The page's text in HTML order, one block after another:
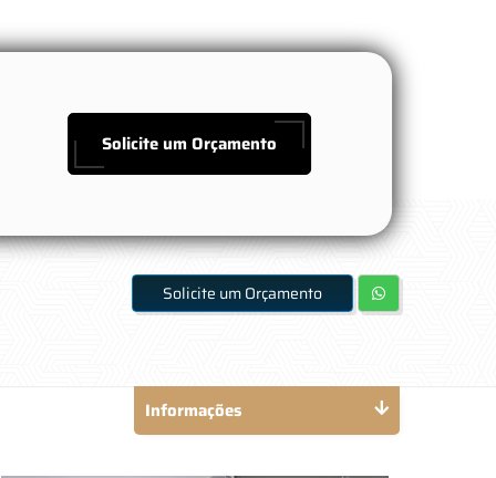
Solicite um Orçamento
Solicite um Orçamento
Informações